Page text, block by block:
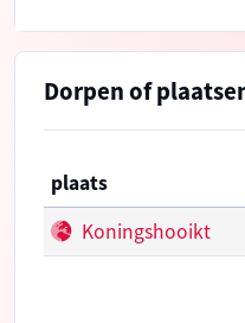
Dorpen of
plaats
Koningshooikt